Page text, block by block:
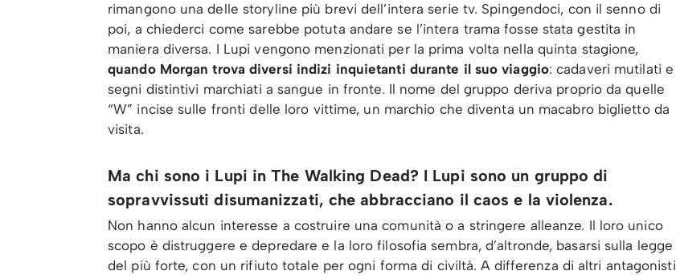
rimangono una delle storyline più brevi dell’intera serie tv. Spingendoci, con il senno di
poi, a chiederci come sarebbe potuta andare se l’intera trama fosse stata gestita in
maniera diversa. I Lupi vengono menzionati per la prima volta nella quinta stagione,
quando Morgan trova diversi indizi inquietanti durante il suo viaggio: cadaveri mutilati e
segni distintivi marchiati a sangue in fronte. Il nome del gruppo deriva proprio da quelle
“W” incise sulle fronti delle loro vittime, un marchio che diventa un macabro biglietto da
visita.
Ma chi sono i Lupi in The Walking Dead? I Lupi sono un gruppo di
sopravvissuti disumanizzati, che abbracciano il caos e la violenza.
Non hanno alcun interesse a costruire una comunità o a stringere alleanze. Il loro unico
scopo è distruggere e depredare e la loro filosofia sembra, d’altronde, basarsi sulla legge
del più forte, con un rifiuto totale per ogni forma di civiltà. A differenza di altri antagonisti